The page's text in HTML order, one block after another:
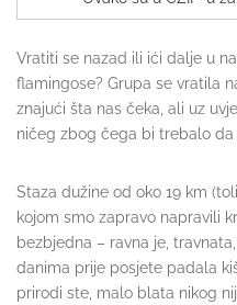
Vratiti se nazad ili ići dalje u
flamingose? Grupa se vratila
znajući šta nas čeka, ali uz
ničeg zbog čega bi trebalo
Staza dužine od oko 19 km
kojom smo zapravo napravili
bezbjedna – ravna je,
danima prije posjete padala
prirodi ste, malo blata nikog